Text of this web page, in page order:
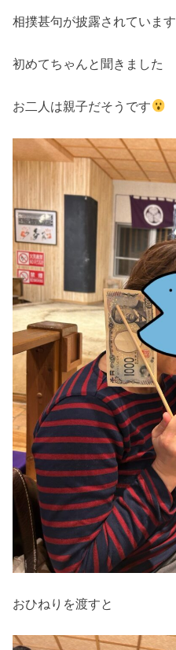
相撲甚句が披露されています
初めてちゃんと聞きました
お二人は親子だそうです
おひねりを渡すと